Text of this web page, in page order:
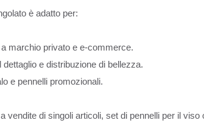
è adatto per:
marchio privato e e-commerce.
e distribuzione di bellezza.
e pennelli promozionali.
vendite di singoli articoli, set di pennelli per il